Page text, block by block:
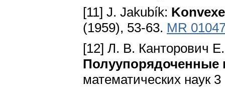
[11] J. Jakubík:
(1959), 53-63. MR
[12] Л. В. Канторович
Полуупорядоченные
математических наук